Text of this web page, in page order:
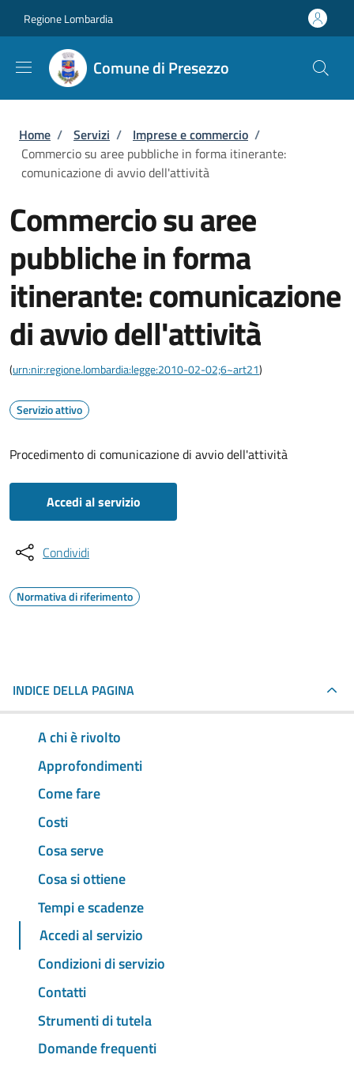
Regione Lombardia
Comune di Presezzo
Briciole di pane
Home / Servizi / Imprese e commercio /
Commercio su aree pubbliche in forma itinerante:
comunicazione di avvio dell'attività
Commercio su aree
pubbliche in forma
itinerante: comunicazione
di avvio dell'attività
(urn:nir:regione.lombardia:legge:2010-02-02;6~art21)
Servizio attivo
Procedimento di comunicazione di avvio dell'attività
Accedi al servizio
Condividi
Normativa di riferimento
INDICE DELLA PAGINA
A chi è rivolto
Approfondimenti
Come fare
Costi
Cosa serve
Cosa si ottiene
Tempi e scadenze
Accedi al servizio
Condizioni di servizio
Contatti
Strumenti di tutela
Domande frequenti